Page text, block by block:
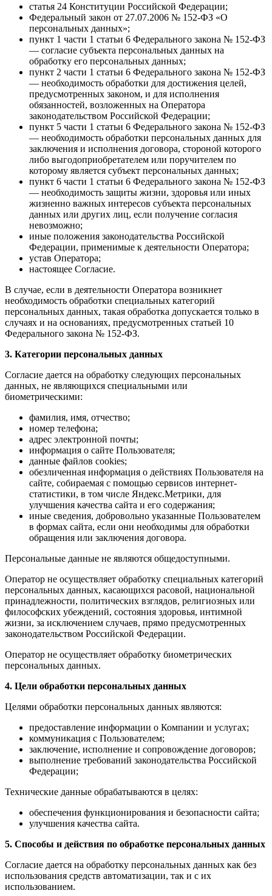
статья 24 Конституции Российской Федерации;
Федеральный закон от 27.07.2006 № 152-ФЗ «О
персональных данных»;
пункт 1 части 1 статьи 6 Федерального закона № 152-ФЗ
— согласие субъекта персональных данных на
обработку его персональных данных;
пункт 2 части 1 статьи 6 Федерального закона № 152-ФЗ
— необходимость обработки для достижения целей,
предусмотренных законом, и для исполнения
обязанностей, возложенных на Оператора
законодательством Российской Федерации;
пункт 5 части 1 статьи 6 Федерального закона № 152-ФЗ
— необходимость обработки персональных данных для
заключения и исполнения договора, стороной которого
либо выгодоприобретателем или поручителем по
которому является субъект персональных данных;
пункт 6 части 1 статьи 6 Федерального закона № 152-ФЗ
— необходимость защиты жизни, здоровья или иных
жизненно важных интересов субъекта персональных
данных или других лиц, если получение согласия
невозможно;
иные положения законодательства Российской
Федерации, применимые к деятельности Оператора;
устав Оператора;
настоящее Согласие.
В случае, если в деятельности Оператора возникнет
необходимость обработки специальных категорий
персональных данных, такая обработка допускается только в
случаях и на основаниях, предусмотренных статьей 10
Федерального закона № 152-ФЗ.
3. Категории персональных данных
Согласие дается на обработку следующих персональных
данных, не являющихся специальными или
биометрическими:
фамилия, имя, отчество;
номер телефона;
адрес электронной почты;
информация о сайте Пользователя;
данные файлов cookies;
обезличенная информация о действиях Пользователя на
сайте, собираемая с помощью сервисов интернет-
статистики, в том числе Яндекс.Метрики, для
улучшения качества сайта и его содержания;
иные сведения, добровольно указанные Пользователем
в формах сайта, если они необходимы для обработки
обращения или заключения договора.
Персональные данные не являются общедоступными.
Оператор не осуществляет обработку специальных категорий
персональных данных, касающихся расовой, национальной
принадлежности, политических взглядов, религиозных или
философских убеждений, состояния здоровья, интимной
жизни, за исключением случаев, прямо предусмотренных
законодательством Российской Федерации.
Оператор не осуществляет обработку биометрических
персональных данных.
4. Цели обработки персональных данных
Целями обработки персональных данных являются:
предоставление информации о Компании и услугах;
коммуникация с Пользователем;
заключение, исполнение и сопровождение договоров;
выполнение требований законодательства Российской
Федерации;
Технические данные обрабатываются в целях:
обеспечения функционирования и безопасности сайта;
улучшения качества сайта.
5. Способы и действия по обработке персональных данных
Согласие дается на обработку персональных данных как без
использования средств автоматизации, так и с их
использованием.